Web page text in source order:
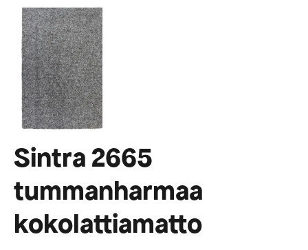
Sintra 2665
tummanharmaa
kokolattiamatto